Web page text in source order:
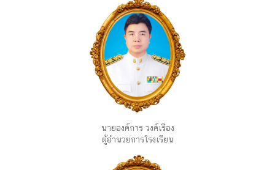
นายองค์การ วงค์เรือง
ผู้อำนวยการโรงเรียน